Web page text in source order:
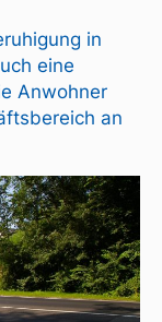
in
eine
Anwohner
an